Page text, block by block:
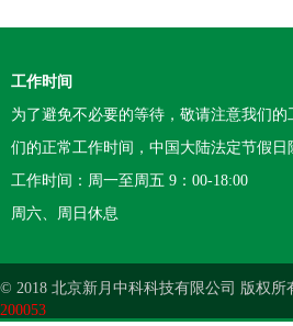
工作时间
为了避免不必要的等待，敬请注意我们
们的正常工作时间，中国大陆法定节假日
工作时间：周一至周五 9：00-18:00
周六、周日休息
© 2018 北京新月中科科技有限公司 版权所
200053